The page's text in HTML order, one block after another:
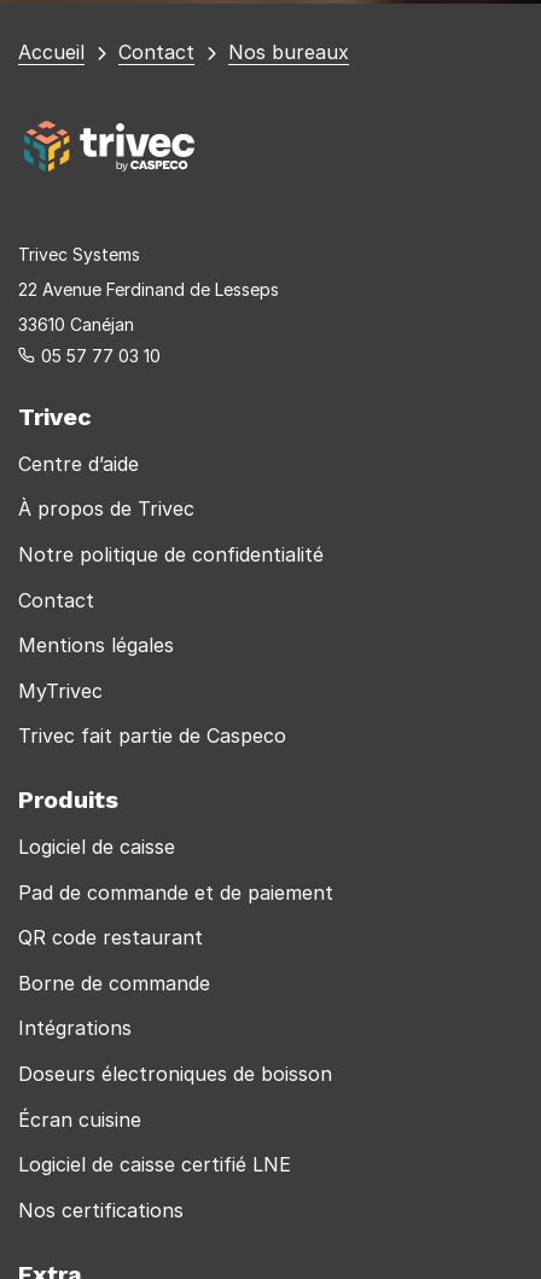
Vous
Accueil Contact Nos bureaux
Trivec Systems
22 Avenue Ferdinand de Lesseps
33610 Canéjan
05 57 77 03 10
Trivec
Centre d’aide
À propos de Trivec
Notre politique de confidentialité
Contact
Mentions légales
MyTrivec
Trivec fait partie de Caspeco
Produits
Logiciel de caisse
Pad de commande et de paiement
QR code restaurant
Borne de commande
Intégrations
Doseurs électroniques de boisson
Écran cuisine
Logiciel de caisse certifié LNE
Nos certifications